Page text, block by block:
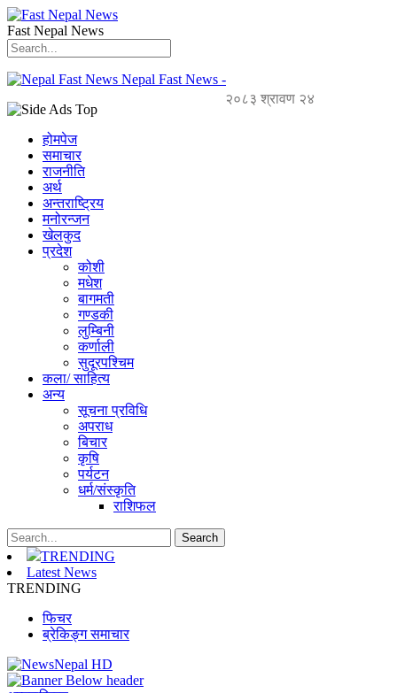
Fast Nepal News
Nepal Fast News -
२०८३ श्रावण २४
होमपेज
समाचार
राजनीति
अर्थ
अन्तराष्ट्रिय
मनोरन्जन
खेलकुद
प्रदेश
कोशी
मधेश
बागमती
गण्डकी
लुम्बिनी
कर्णाली
सुदूरपश्चिम
कला/ साहित्य
अन्य
सूचना प्रविधि
अपराध
बिचार
कृषि
पर्यटन
धर्म/संस्कृति
राशिफल
TRENDING
Latest News
TRENDING
फिचर
ब्रेकिङ्ग समाचार